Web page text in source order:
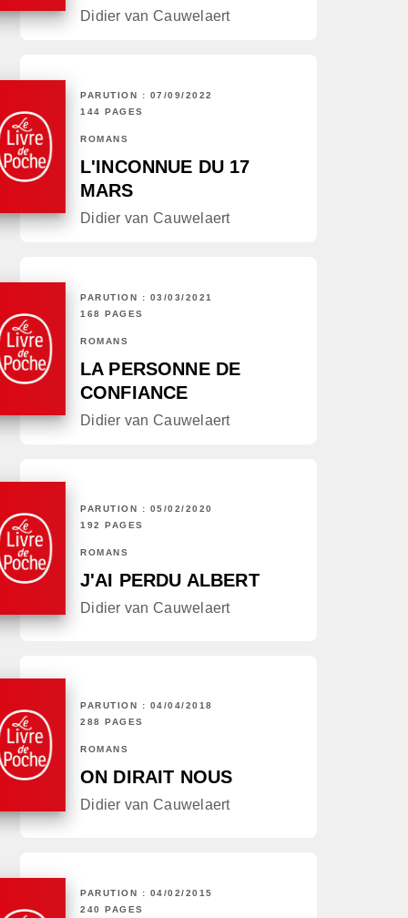
Didier van Cauwelaert
PARUTION : 07/09/2022
144 PAGES
ROMANS
L'INCONNUE DU 17
MARS
Didier van Cauwelaert
PARUTION : 03/03/2021
168 PAGES
ROMANS
LA PERSONNE DE
CONFIANCE
Didier van Cauwelaert
PARUTION : 05/02/2020
192 PAGES
ROMANS
J'AI PERDU ALBERT
Didier van Cauwelaert
PARUTION : 04/04/2018
288 PAGES
ROMANS
ON DIRAIT NOUS
Didier van Cauwelaert
PARUTION : 04/02/2015
240 PAGES